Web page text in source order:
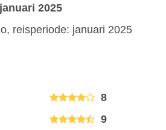
2025
reisperiode: januari 2025
8
9